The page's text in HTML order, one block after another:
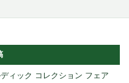
ィック コレクション フェア